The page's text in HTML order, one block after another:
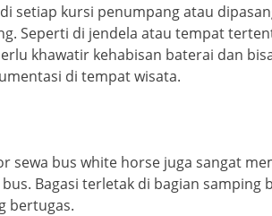
setiap kursi penumpang atau
Seperti di jendela atau tempat
khawatir kehabisan baterai dan
di tempat wisata.
sewa bus white horse juga sangat
Bagasi terletak di bagian samping
bertugas.